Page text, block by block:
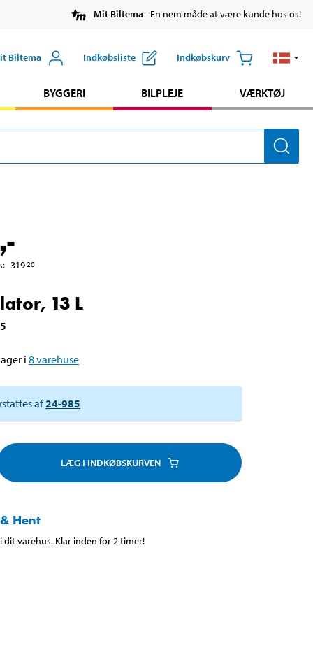
Mit Biltema- En nem måde at være kunde hos os!
Biltema Indkøbsliste Indkøbskurv
BYGGERI BILPLEJE VÆRKTØJ
,-
: 319 20
13 L
i 8varehuse
af24-985
LÆG I INDKØBSKURVEN
Hent
dit varehus. Klar inden for 2 timer!